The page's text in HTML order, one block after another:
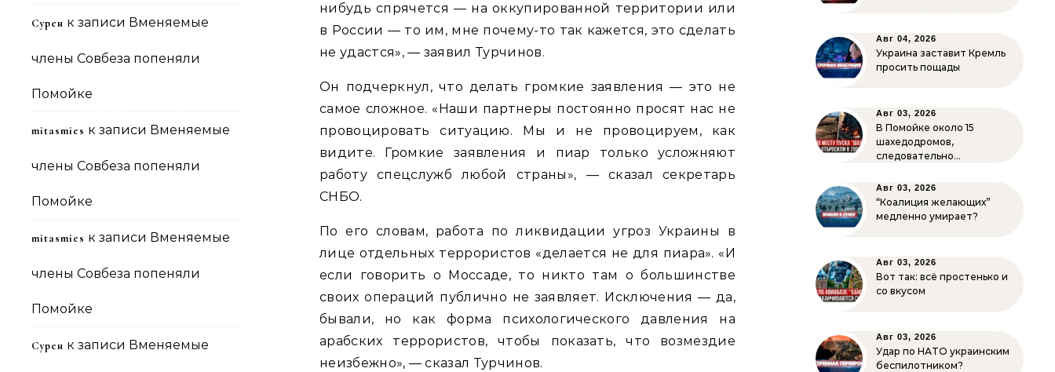
Сурен к записи Вменяемые
члены Совбеза попеняли
Помойке
mitasmies к записи Вменяемые
члены Совбеза попеняли
Помойке
mitasmies к записи Вменяемые
члены Совбеза попеняли
Помойке
Сурен к записи Вменяемые
нибудь спрячется — на оккупированной территории или
в России — то им, мне почему-то так кажется, это сделать
не удастся», — заявил Турчинов.
Он подчеркнул, что делать громкие заявления — это не
самое сложное. «Наши партнеры постоянно просят нас не
провоцировать ситуацию. Мы и не провоцируем, как
видите. Громкие заявления и пиар только усложняют
работу спецслужб любой страны», — сказал секретарь
СНБО.
По его словам, работа по ликвидации угроз Украины в
лице отдельных террористов «делается не для пиара». «И
если говорить о Моссаде, то никто там о большинстве
своих операций публично не заявляет. Исключения — да,
бывали, но как форма психологического давления на
арабских террористов, чтобы показать, что возмездие
неизбежно», — сказал Турчинов.
Авг 04, 2026
Украина заставит Кремль
просить пощады
Авг 03, 2026
В Помойке около 15
шахедодромов,
следовательно…
Авг 03, 2026
“Коалиция желающих”
медленно умирает?
Авг 03, 2026
Вот так: всё простенько и
со вкусом
Авг 03, 2026
Удар по НАТО украинским
беспилотником?